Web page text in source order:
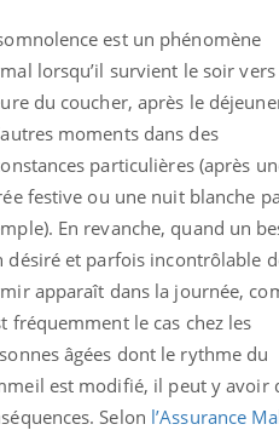
est un phénomène
lorsqu’il survient le soir vers
du coucher, après le
moments dans des
particulières (après
festive ou une nuit blanche
En revanche, quand un
désiré et parfois incontrôlable
apparaît dans la journée,
fréquemment le cas chez les
âgées dont le rythme du
est modifié, il peut y avoir
Selon l’Assurance
des Mains :
maladieYoutube
qui sont faciles à aborder...
côté, poser des
maladie d'un proche c'est
...